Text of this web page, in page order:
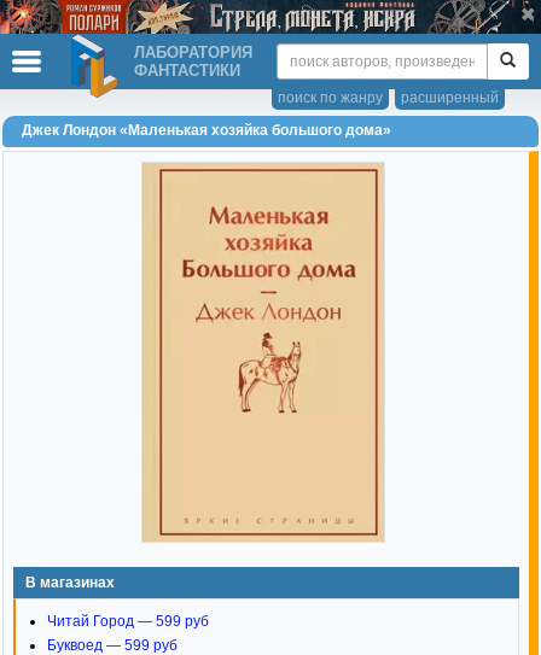
ЛАБОРАТОРИЯ
ФАНТАСТИКИ
расширенный
поиск по жанру
Джек Лондон «Маленькая хозяйка большого дома»
В магазинах
Читай Город — 599 руб
Буквоед — 599 руб